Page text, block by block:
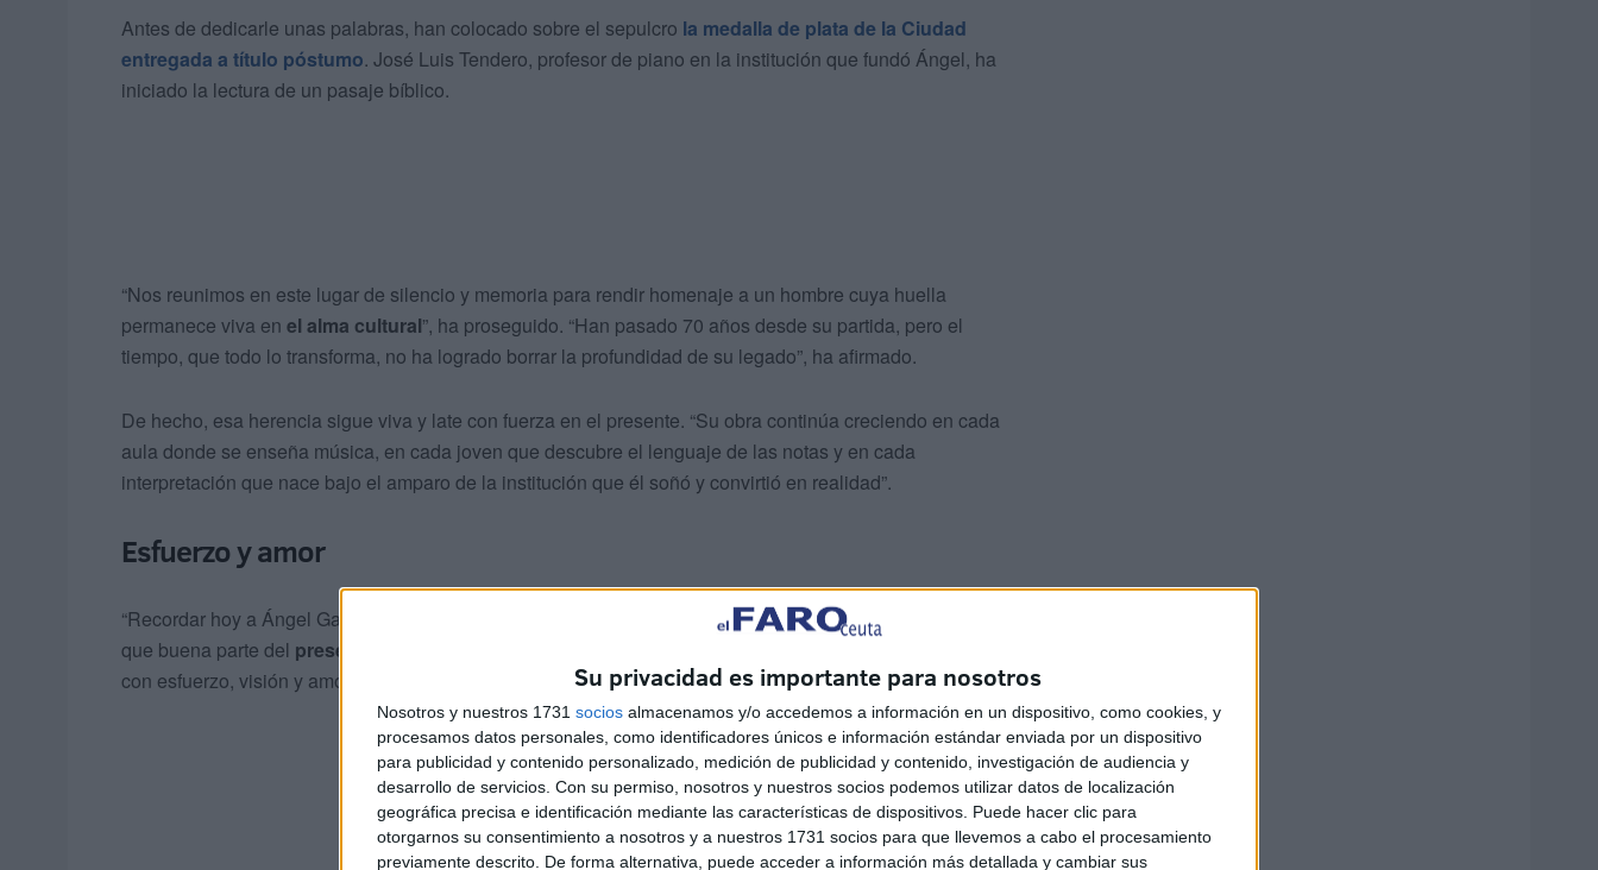
Su privacidad es importante para nosotros
Nosotros y nuestros 1731 socios almacenamos y/o accedemos a información en un dispositivo, como cookies, y
procesamos datos personales, como identificadores únicos e información estándar enviada por un dispositivo
para publicidad y contenido personalizado, medición de publicidad y contenido, investigación de audiencia y
desarrollo de servicios. Con su permiso, nosotros y nuestros socios podemos utilizar datos de localización
geográfica precisa e identificación mediante las características de dispositivos. Puede hacer clic para
otorgarnos su consentimiento a nosotros y a nuestros 1731 socios para que llevemos a cabo el procesamiento
previamente descrito. De forma alternativa, puede acceder a información más detallada y cambiar sus
Antes de dedicarle unas palabras, han colocado sobre el sepulcro la medalla de plata de la Ciudad
entregada a título póstumo. José Luis Tendero, profesor de piano en la institución que fundó Ángel, ha
iniciado la lectura de un pasaje bíblico.
“Nos reunimos en este lugar de silencio y memoria para rendir homenaje a un hombre cuya huella
permanece viva en el alma cultural”, ha proseguido. “Han pasado 70 años desde su partida, pero el
tiempo, que todo lo transforma, no ha logrado borrar la profundidad de su legado”, ha afirmado.
De hecho, esa herencia sigue viva y late con fuerza en el presente. “Su obra continúa creciendo en cada
aula donde se enseña música, en cada joven que descubre el lenguaje de las notas y en cada
interpretación que nace bajo el amparo de la institución que él soñó y convirtió en realidad”.
Esfuerzo y amor
“Recordar hoy a Ángel García Ruiz no es únicamente mirar al pasado, es reconocer con gratitud serena
que buena parte del presente musical
con esfuerzo, visión y amor profundo por la cultura”, ha manifestado.